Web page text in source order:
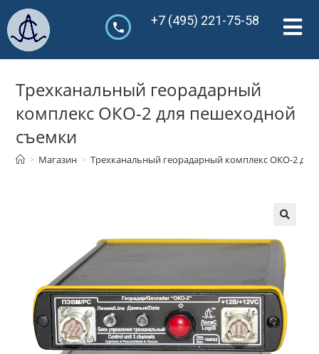
+7 (495) 221-75-58
Трехканальный георадарный
комплекс ОКО-2 для пешеходной
съемки
> Магазин > Трехканальный георадарный комплекс ОКО-2